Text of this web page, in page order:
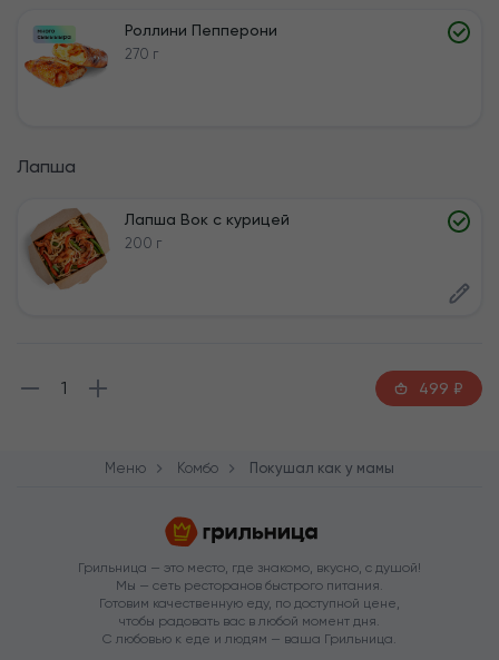
Роллини Пепперони
270 г
Лапша
Лапша Вок с курицей
200 г
1 499 ₽
Меню Комбо Покушал как у мамы
Грильница — это место, где знакомо, вкусно, с душой!
Мы — сеть ресторанов быстрого питания.
Готовим качественную еду, по доступной цене,
чтобы радовать вас в любой момент дня.
С любовью к еде и людям — ваша Грильница.